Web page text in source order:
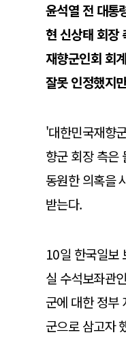
윤석열 전 대통
현 신상태 회장
재향군인회 회
잘못 인정했지
'대한민국재향
향군 회장 측은
동원한 의혹을
받는다.
10일 한국일보
실 수석보좌관
군에 대한 정부
군으로 삼고자